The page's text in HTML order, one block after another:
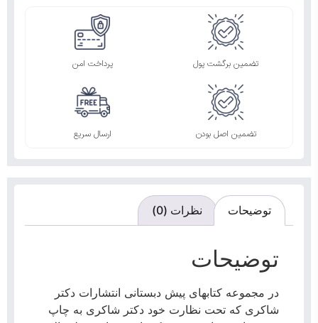
تضمین برگشت پول پرداخت امن
تضمین اصل بودن ارسال سریع
توضیحات نظرات (0)
توضیحات
در مجموعه کتابهای پیش دبستانی انتشارات دکتر
شاکری که تحت نظارت خود دکتر شاکری به چاپ